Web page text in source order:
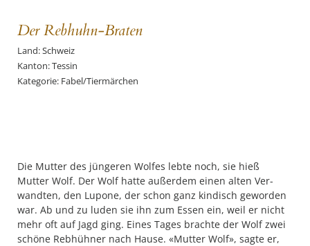
Der Rebhuhn-Braten
Land: Schweiz
Kanton: Tessin
Kategorie: Fabel/Tiermärchen
Die Mutter des jüngeren Wolfes lebte noch, sie hieß
Mutter Wolf. Der Wolf hatte außerdem einen alten Ver­
wandten, den Lupone, der schon ganz kindisch gewor­den
war. Ab und zu luden sie ihn zum Essen ein, weil er nicht
mehr oft auf Jagd ging. Eines Tages brachte der Wolf zwei
schöne Rebhühner nach Hause. «Mutter Wolf», sagte er,